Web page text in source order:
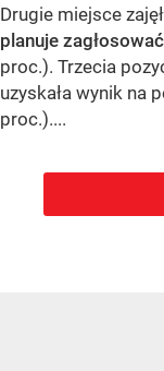
Drugie miejsce
planuje
proc.). Trzecia
uzyskała wynik na
proc.)....